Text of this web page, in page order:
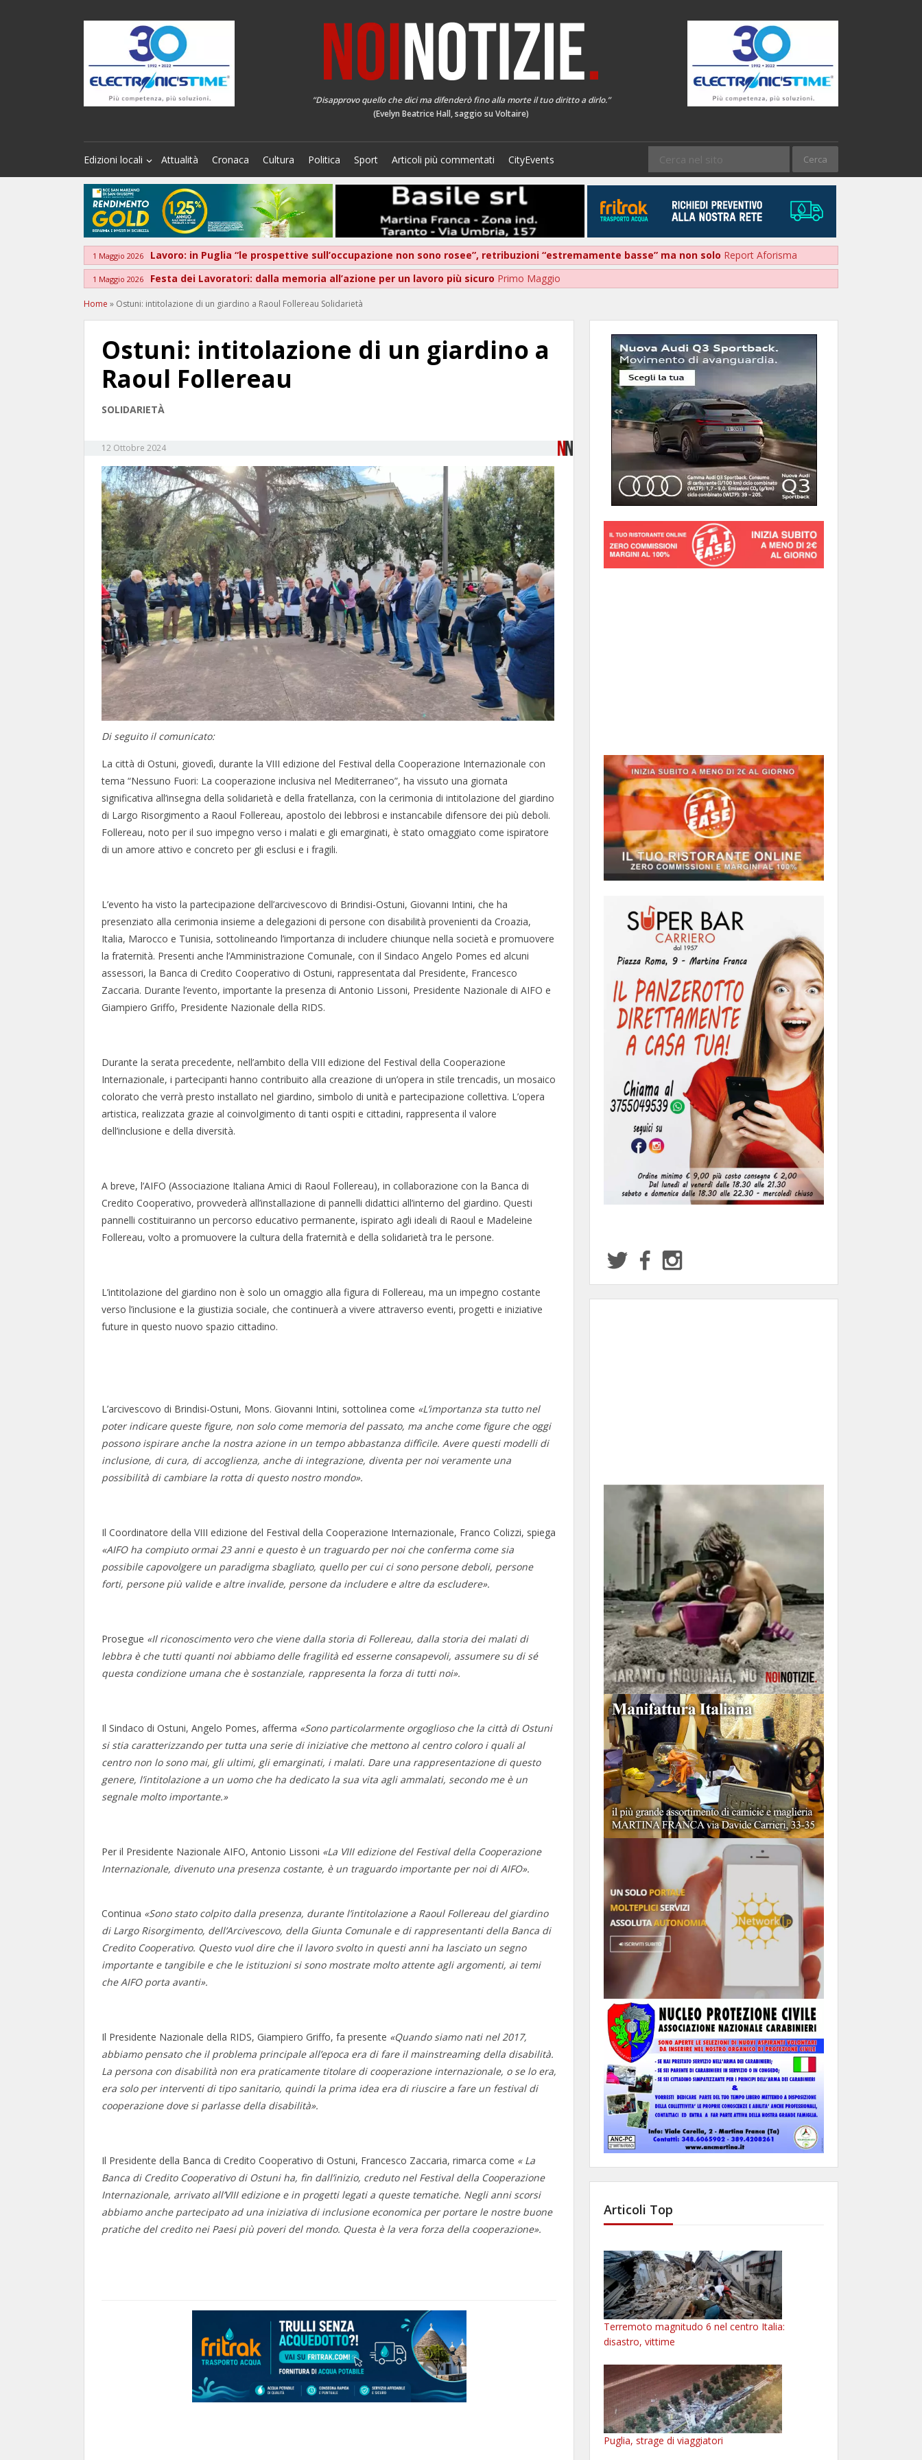
“Disapprovo quello che dici ma difenderò fino alla morte il tuo diritto a dirlo.”
(Evelyn Beatrice Hall, saggio su Voltaire)
Edizioni locali Attualità Cronaca Cultura Politica Sport Articoli più commentati CityEvents
1 Maggio 2026 Lavoro: in Puglia “le prospettive sull’occupazione non sono rosee”, retribuzioni “estremamente basse” ma non solo Report Aforisma
1 Maggio 2026 Festa dei Lavoratori: dalla memoria all’azione per un lavoro più sicuro Primo Maggio
Home » Ostuni: intitolazione di un giardino a Raoul Follereau Solidarietà
Ostuni: intitolazione di un giardino a
Raoul Follereau
SOLIDARIETÀ
12 Ottobre 2024
Di seguito il comunicato:
La città di Ostuni, giovedì, durante la VIII edizione del Festival della Cooperazione Internazionale con
tema “Nessuno Fuori: La cooperazione inclusiva nel Mediterraneo”, ha vissuto una giornata
significativa all’insegna della solidarietà e della fratellanza, con la cerimonia di intitolazione del giardino
di Largo Risorgimento a Raoul Follereau, apostolo dei lebbrosi e instancabile difensore dei più deboli.
Follereau, noto per il suo impegno verso i malati e gli emarginati, è stato omaggiato come ispiratore
di un amore attivo e concreto per gli esclusi e i fragili.
L’evento ha visto la partecipazione dell’arcivescovo di Brindisi-Ostuni, Giovanni Intini, che ha
presenziato alla cerimonia insieme a delegazioni di persone con disabilità provenienti da Croazia,
Italia, Marocco e Tunisia, sottolineando l’importanza di includere chiunque nella società e promuovere
la fraternità. Presenti anche l’Amministrazione Comunale, con il Sindaco Angelo Pomes ed alcuni
assessori, la Banca di Credito Cooperativo di Ostuni, rappresentata dal Presidente, Francesco
Zaccaria. Durante l’evento, importante la presenza di Antonio Lissoni, Presidente Nazionale di AIFO e
Giampiero Griffo, Presidente Nazionale della RIDS.
Durante la serata precedente, nell’ambito della VIII edizione del Festival della Cooperazione
Internazionale, i partecipanti hanno contribuito alla creazione di un’opera in stile trencadis, un mosaico
colorato che verrà presto installato nel giardino, simbolo di unità e partecipazione collettiva. L’opera
artistica, realizzata grazie al coinvolgimento di tanti ospiti e cittadini, rappresenta il valore
dell’inclusione e della diversità.
A breve, l’AIFO (Associazione Italiana Amici di Raoul Follereau), in collaborazione con la Banca di
Credito Cooperativo, provvederà all’installazione di pannelli didattici all’interno del giardino. Questi
pannelli costituiranno un percorso educativo permanente, ispirato agli ideali di Raoul e Madeleine
Follereau, volto a promuovere la cultura della fraternità e della solidarietà tra le persone.
L’intitolazione del giardino non è solo un omaggio alla figura di Follereau, ma un impegno costante
verso l’inclusione e la giustizia sociale, che continuerà a vivere attraverso eventi, progetti e iniziative
future in questo nuovo spazio cittadino.
L’arcivescovo di Brindisi-Ostuni, Mons. Giovanni Intini, sottolinea come «L’importanza sta tutto nel
poter indicare queste figure, non solo come memoria del passato, ma anche come figure che oggi
possono ispirare anche la nostra azione in un tempo abbastanza difficile. Avere questi modelli di
inclusione, di cura, di accoglienza, anche di integrazione, diventa per noi veramente una
possibilità di cambiare la rotta di questo nostro mondo».
Il Coordinatore della VIII edizione del Festival della Cooperazione Internazionale, Franco Colizzi, spiega
«AIFO ha compiuto ormai 23 anni e questo è un traguardo per noi che conferma come sia
possibile capovolgere un paradigma sbagliato, quello per cui ci sono persone deboli, persone
forti, persone più valide e altre invalide, persone da includere e altre da escludere».
Prosegue «Il riconoscimento vero che viene dalla storia di Follereau, dalla storia dei malati di
lebbra è che tutti quanti noi abbiamo delle fragilità ed esserne consapevoli, assumere su di sé
questa condizione umana che è sostanziale, rappresenta la forza di tutti noi».
Il Sindaco di Ostuni, Angelo Pomes, afferma «Sono particolarmente orgoglioso che la città di Ostuni
si stia caratterizzando per tutta una serie di iniziative che mettono al centro coloro i quali al
centro non lo sono mai, gli ultimi, gli emarginati, i malati. Dare una rappresentazione di questo
genere, l’intitolazione a un uomo che ha dedicato la sua vita agli ammalati, secondo me è un
segnale molto importante.»
Per il Presidente Nazionale AIFO, Antonio Lissoni «La VIII edizione del Festival della Cooperazione
Internazionale, divenuto una presenza costante, è un traguardo importante per noi di AIFO».
Continua «Sono stato colpito dalla presenza, durante l’intitolazione a Raoul Follereau del giardino
di Largo Risorgimento, dell’Arcivescovo, della Giunta Comunale e di rappresentanti della Banca di
Credito Cooperativo. Questo vuol dire che il lavoro svolto in questi anni ha lasciato un segno
importante e tangibile e che le istituzioni si sono mostrate molto attente agli argomenti, ai temi
che AIFO porta avanti».
Il Presidente Nazionale della RIDS, Giampiero Griffo, fa presente «Quando siamo nati nel 2017,
abbiamo pensato che il problema principale all’epoca era di fare il mainstreaming della disabilità.
La persona con disabilità non era praticamente titolare di cooperazione internazionale, o se lo era,
era solo per interventi di tipo sanitario, quindi la prima idea era di riuscire a fare un festival di
cooperazione dove si parlasse della disabilità».
Il Presidente della Banca di Credito Cooperativo di Ostuni, Francesco Zaccaria, rimarca come « La
Banca di Credito Cooperativo di Ostuni ha, fin dall’inizio, creduto nel Festival della Cooperazione
Internazionale, arrivato all’VIII edizione e in progetti legati a queste tematiche. Negli anni scorsi
abbiamo anche partecipato ad una iniziativa di inclusione economica per portare le nostre buone
pratiche del credito nei Paesi più poveri del mondo. Questa è la vera forza della cooperazione».
Articoli Top
Terremoto magnitudo 6 nel centro Italia:
disastro, vittime
Puglia, strage di viaggiatori